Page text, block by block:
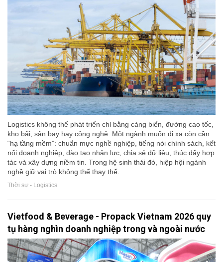
Logistics không thể phát triển chỉ bằng cảng biển, đường cao tốc,
kho bãi, sân bay hay công nghệ. Một ngành muốn đi xa còn cần
“hạ tầng mềm”: chuẩn mực nghề nghiệp, tiếng nói chính sách, kết
nối doanh nghiệp, đào tạo nhân lực, chia sẻ dữ liệu, thúc đẩy hợp
tác và xây dựng niềm tin. Trong hệ sinh thái đó, hiệp hội ngành
nghề giữ vai trò không thể thay thế.
Thời sự - Logistics
Vietfood & Beverage - Propack Vietnam 2026 quy
tụ hàng nghìn doanh nghiệp trong và ngoài nước